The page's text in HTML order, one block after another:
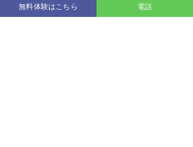
コメントを追加…
無料体験はこちら 電話